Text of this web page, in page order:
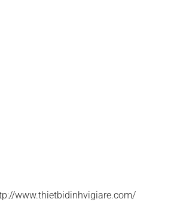
www.thietbidinhvigiare.com/